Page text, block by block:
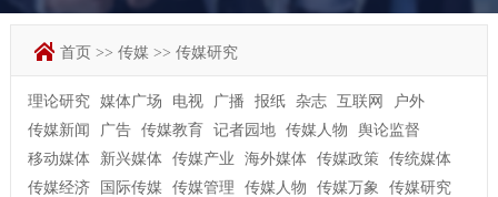
首页 >> 传媒 >> 传媒研究
理论研究 媒体广场 电视 广播 报纸 杂志 互联网
户外
传媒新闻
广告 传媒教育 记者园地 传媒人物
舆论监督
移动媒体
新兴媒体 传媒产业 海外媒体 传媒政策
传统媒体
传媒经济
国际传媒 传媒管理 传媒人物 传媒万象
传媒研究